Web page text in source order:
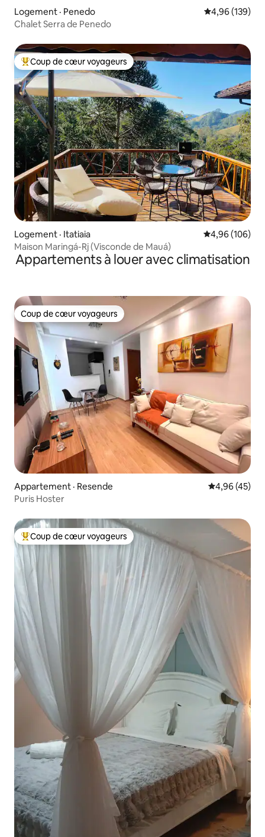
Logement · Penedo Note
4,96 (139)
Chalet Serra de Penedo
Coup de cœur voyageurs parmi les plus aimés
Coup de cœur voyageurs
Logement · Itatiaia Note
4,96 (106)
Maison Maringá-Rj (Visconde de Mauá)
Appartements à louer avec climatisation
Coup de cœur voyageurs
Coup de cœur voyageurs
Appartement · Resende Note
4,96 (45)
Puris Hoster
Coup de cœur voyageurs parmi les plus aimés
Coup de cœur voyageurs